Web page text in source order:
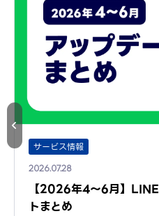
サービス情報
2026.07.28
【2026年4～6月】
トまとめ